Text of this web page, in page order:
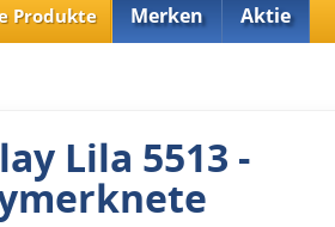
Produkte Merken Aktie
Lila 5513 -